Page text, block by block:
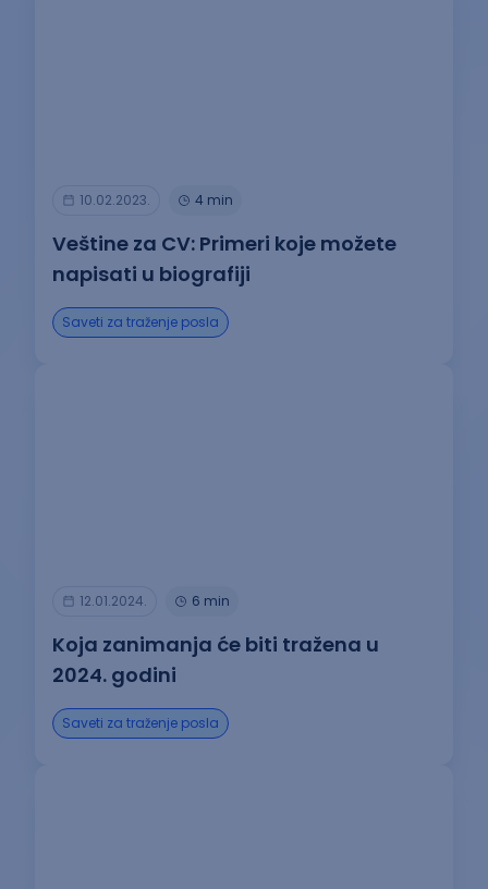
10.02.2023. 4 min
Veštine za CV: Primeri koje možete
napisati u biografiji
Saveti za traženje posla
12.01.2024. 6 min
Koja zanimanja će biti tražena u
2024. godini
Saveti za traženje posla